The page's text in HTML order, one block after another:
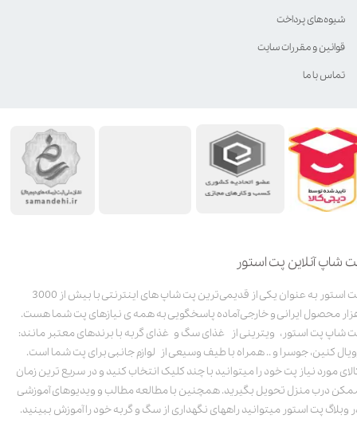
شاپ آنلاین پت استور
پت استور به عنوان یکی از قدیمی‌ترین پت شاپ های اینترنتی با بیش از 3000
محصول ایرانی و خارجی آماده پاسخگویی به همه ی نیازهای پت شما هست.
شاپ پت استور، ویترینی از غذای سگ و غذای گربه با برندهای معتبر مانند:
کنین، جوسرا و .. همراه با طیف وسیعی از لوازم جانبی برای پت شما است.
مورد نیاز پت خود را میتوانید با چند کلیک انتخاب کنید و در سریع ترین زمان
درب منزل تحویل بگیرید. همچنین با مطالعه مطالب و ویدیوهای آموزشی
وبلاگ پت استور میتوانید راههای نگهداری از سگ و گربه خود را آموزش ببینید.
شیوه‌های پرداخت
قوانین و مقررات سایت
تماس با ما